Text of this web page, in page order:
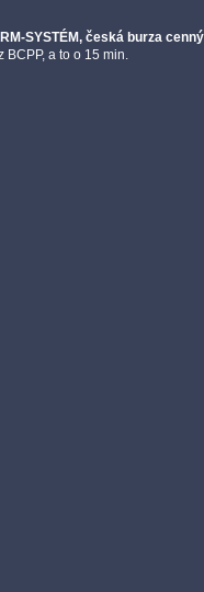
RM-SYSTÉM, česká burza
a to o 15 min.